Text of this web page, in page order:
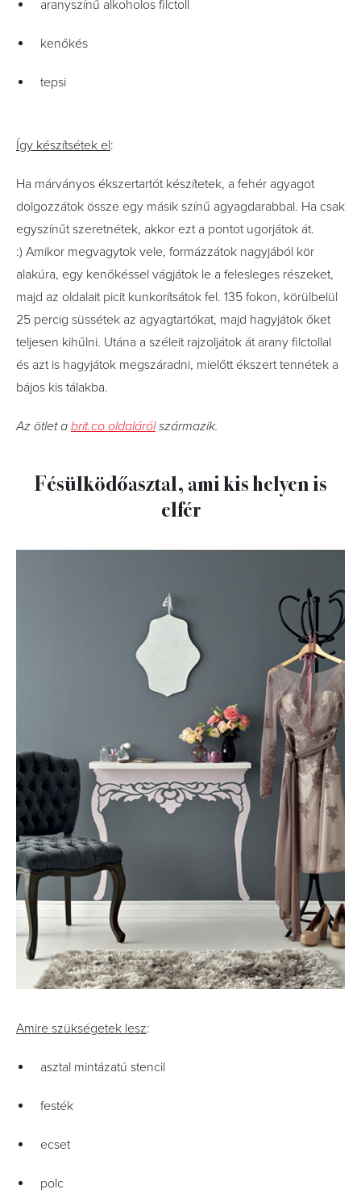
aranyszínű alkoholos filctoll
kenőkés
tepsi
Így készítsétek el:
Ha márványos ékszertartót készítetek, a fehér agyagot
dolgozzátok össze egy másik színű agyagdarabbal. Ha csak
egyszínűt szeretnétek, akkor ezt a pontot ugorjátok át.
:) Amikor megvagytok vele, formázzátok nagyjából kör
alakúra, egy kenőkéssel vágjátok le a felesleges részeket,
majd az oldalait picit kunkorítsátok fel. 135 fokon, körülbelül
25 percig süssétek az agyagtartókat, majd hagyjátok őket
teljesen kihűlni. Utána a széleit rajzoljátok át arany filctollal
és azt is hagyjátok megszáradni, mielőtt ékszert tennétek a
bájos kis tálakba.
Az ötlet a brit.co oldalárólszármazik.
Fésülködőasztal, ami kis helyen is
elfér
Amire szükségetek lesz:
asztal mintázatú stencil
festék
ecset
polc